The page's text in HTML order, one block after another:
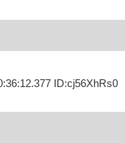
ID:cj56XhRs0